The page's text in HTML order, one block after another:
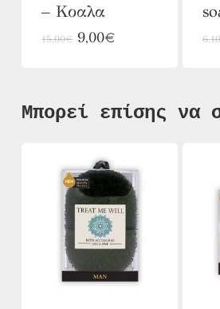
επιλεγούν
στη
προϊόντος
– Κοαλα
15,00€ Original
9,00€Η
9,00€.
6,10
Μπορεί επίσης να